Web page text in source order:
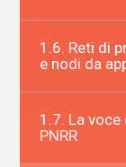
1.6. Reti di
e nodi da
1.7. La
PNRR